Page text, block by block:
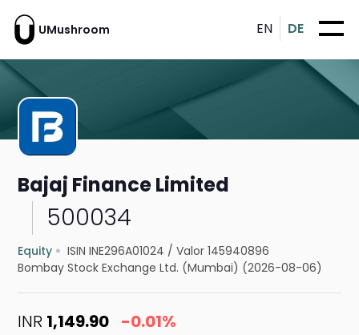
UMushroom EN DE
Bajaj Finance Limited
500034
Equity ISIN INE296A01024 /Valor 145940896
Bombay Stock Exchange Ltd. (Mumbai) (2026-08-06)
INR 1,149.90 -0.01%